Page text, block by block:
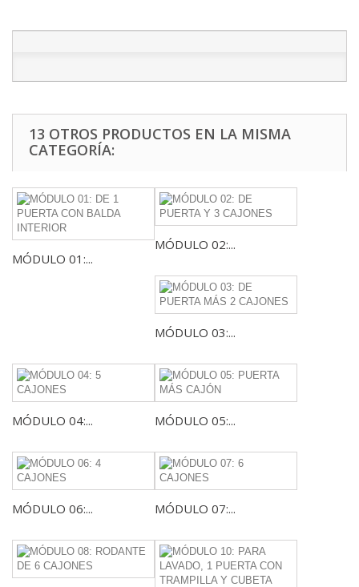
13 OTROS PRODUCTOS EN LA MISMA
CATEGORÍA:
MÓDULO 01:...
MÓDULO 02:...
MÓDULO 03:...
MÓDULO 04:... MÓDULO 05:...
MÓDULO 06:... MÓDULO 07:...